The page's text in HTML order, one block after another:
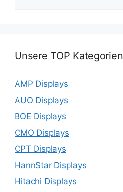
Unsere TOP Kategorien
AMP Displays
AUO Displays
BOE Displays
CMO Displays
CPT Displays
HannStar Displays
Hitachi Displays